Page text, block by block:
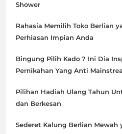
Shower
Rahasia Memilih Toko Berlian
Perhiasan Impian Anda
Bingung Pilih Kado ? Ini Dia
Pernikahan Yang Anti
Pilihan Hadiah Ulang Tahun
dan Berkesan
Sederet Kalung Berlian Mewah